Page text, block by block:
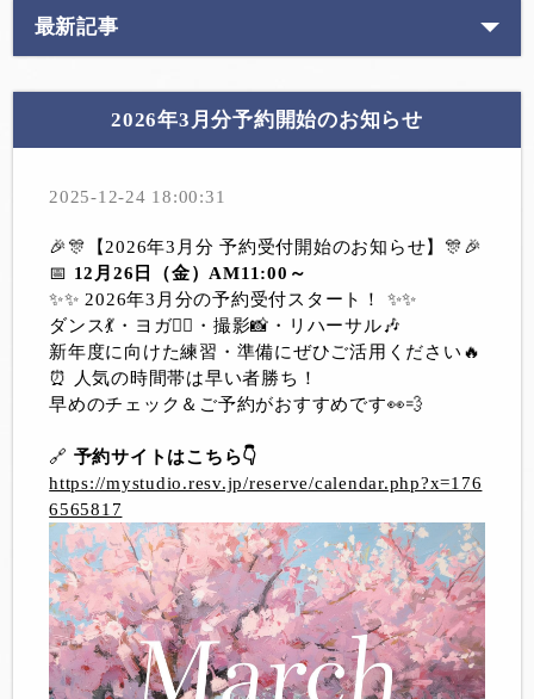
最新記事
2026年3月分予約開始のお知らせ
2025-12-24 18:00:31
🎉🎊【2026年3月分 予約受付開始のお知らせ】🎊🎉
📅 12月26日（金）AM11:00～
✨✨ 2026年3月分の予約受付スタート！ ✨✨
ダンス💃・ヨガ🧘‍♀️・撮影📸・リハーサル🎶
新年度に向けた練習・準備にぜひご活用ください🔥
⏰ 人気の時間帯は早い者勝ち！
早めのチェック＆ご予約がおすすめです👀💨
🔗 予約サイトはこちら👇
https://mystudio.resv.jp/reserve/calendar.php?x=176
6565817